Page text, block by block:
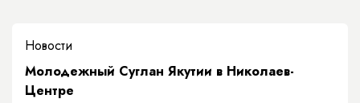
Новости
Молодежный Суглан Якутии в Николаев-
Центре